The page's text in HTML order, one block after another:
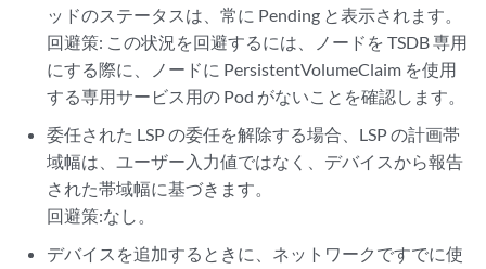
ッドのステータスは、常に Pending と表示されます。
回避策: この状況を回避するには、ノードを TSDB 専用
にする際に、ノードに PersistentVolumeClaim を使用
する専用サービス用の Pod がないことを確認します。
委任された LSP の委任を解除する場合、LSP の計画帯
域幅は、ユーザー入力値ではなく、デバイスから報告
された帯域幅に基づきます。
回避策:なし。
デバイスを追加するときに、ネットワークですでに使